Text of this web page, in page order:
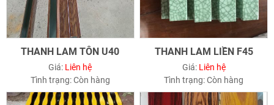
THANH LAM TÔN U40
Giá: Liên hệ
Tình trạng:Còn hàng
THANH LAM LIỀN F45
Giá: Liên hệ
Tình trạng:Còn hàng